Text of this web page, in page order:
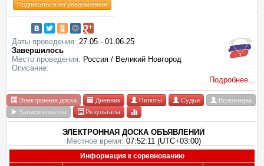
Подписаться на уведомления
Даты проведения: 27.05 - 01.06.25
Завершилось
Место проведения: Россия / Великий Новгород
Описание:
Подробнее...
Электронная доска Дневник Пилоты Судьи
Волонтёры
Записи полётов
Результаты
ЭЛЕКТРОННАЯ ДОСКА ОБЪЯВЛЕНИЙ
Местное время: 07:52:11 (UTC+03:00)
Информация к соревнованию